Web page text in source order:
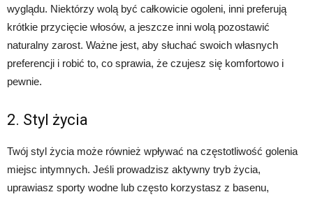
wyglądu. Niektórzy wolą być całkowicie ogoleni, inni preferują
krótkie przycięcie włosów, a jeszcze inni wolą pozostawić
naturalny zarost. Ważne jest, aby słuchać swoich własnych
preferencji i robić to, co sprawia, że czujesz się komfortowo i
pewnie.
2. Styl życia
Twój styl życia może również wpływać na częstotliwość golenia
miejsc intymnych. Jeśli prowadzisz aktywny tryb życia,
uprawiasz sporty wodne lub często korzystasz z basenu,